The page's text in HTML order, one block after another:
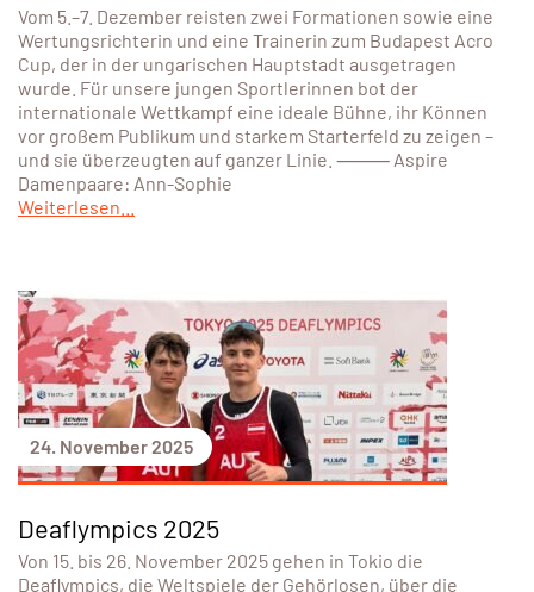
Vom 5.–7. Dezember reisten zwei Formationen sowie eine
Wertungsrichterin und eine Trainerin zum Budapest Acro
Cup, der in der ungarischen Hauptstadt ausgetragen
wurde. Für unsere jungen Sportlerinnen bot der
internationale Wettkampf eine ideale Bühne, ihr Können
vor großem Publikum und starkem Starterfeld zu zeigen –
und sie überzeugten auf ganzer Linie. ⸻ Aspire
Damenpaare: Ann-Sophie
Weiterlesen...
24. November 2025
Deaflympics 2025
Von 15. bis 26. November 2025 gehen in Tokio die
Deaflympics, die Weltspiele der Gehörlosen, über die